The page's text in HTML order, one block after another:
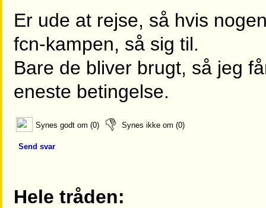
Er ude at rejse, så hvis
fcn-kampen, så sig til.
Bare de bliver brugt, så jeg
eneste betingelse.
Synes godt om (0) Synes ikke om (0)
Send svar
Hele tråden: